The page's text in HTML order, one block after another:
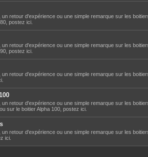
un retour d'expérience ou une simple remarque sur les
postez ici.
un retour d'expérience ou une simple remarque sur les
postez ici.
un retour d'expérience ou une simple remarque sur les
un retour d'expérience ou une simple remarque sur les
sur le boitier Alpha 100, postez ici.
un retour d'expérience ou une simple remarque sur les
ici.